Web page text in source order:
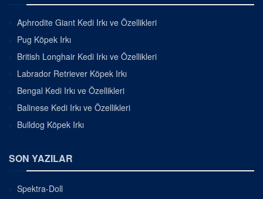
Aphrodite Giant Kedi Irkı ve Özellikleri
Pug Köpek Irkı
British Longhair Kedi Irkı ve Özellikleri
Labrador Retriever Köpek Irkı
Bengal Kedi Irkı ve Özellikleri
Balinese Kedi Irkı ve Özellikleri
Bulldog Köpek Irkı
SON YAZILAR
Spektra-Doll